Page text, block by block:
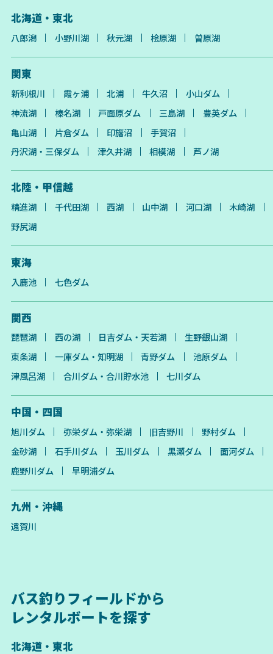
北海道・東北
八郎潟 小野川湖 秋元湖 桧原湖 曽原湖
関東
新利根川 霞ヶ浦 北浦 牛久沼
小山ダム
神流湖
榛名湖 戸面原ダム 三島湖
豊英ダム
亀山湖
片倉ダム 印旛沼
手賀沼
丹沢湖・三保ダム
津久井湖 相模湖 芦ノ湖
北陸・甲信越
精進湖 千代田湖 西湖 山中湖 河口湖
木崎湖
野尻湖
東海
入鹿池 七色ダム
関西
琵琶湖 西の湖 日吉ダム・天若湖
生野銀山湖
東条湖
一庫ダム・知明湖 青野ダム
池原ダム
津風呂湖
合川ダム・合川貯水池 七川ダム
中国・四国
旭川ダム 弥栄ダム・弥栄湖 旧吉野川
野村ダム
金砂湖
石手川ダム 玉川ダム 黒瀬ダム
面河ダム
鹿野川ダム
早明浦ダム
九州・沖縄
遠賀川
バス釣りフィールドから
レンタルボートを探す
北海道・東北